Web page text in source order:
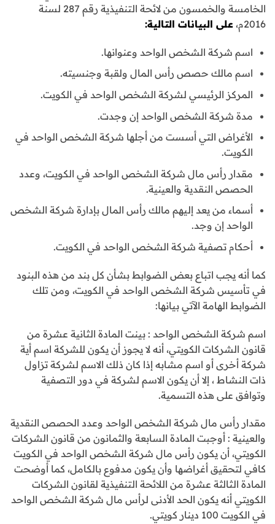
الخامسة والخمسون من لائحة التنفيذية رقم 287 لسنة
2016م،
على البيانات التالية:
اسم شركة الشخص الواحد وعنوانها.
اسم مالك حصص رأس المال ولقبة وجنسيته.
المركز الرئيسي لشركة الشخص الواحد في الكويت.
مدة شركة الشخص الواحد إن وجدت.
الأغراض التي أسست من أجلها شركة الشخص الواحد في
الكويت.
مقدار رأس مال شركة الشخص الواحد في الكويت، وعدد
الحصص النقدية والعينية.
أسماء من يعد إليهم مالك رأس المال بإدارة شركة الشخص
الواحد إن وجد.
أحكام تصفية شركة الشخص الواحد في الكويت.
كما أنه يجب اتباع بعض الضوابط بشأن كل بند من هذه البنود
في تأسيس شركة الشخص الواحد في الكويت، ومن تلك
الضوابط الهامة الآتي بيانها:
اسم شركة الشخص الواحد : بينت المادة الثانية عشرة من
قانون الشركات الكويتي، أنه لا يجوز أن يكون للشركة اسم أية
شركة أخرى أو اسم مشابه إذا كان ذلك الاسم لشركة تزاول
ذات النشاط ، إلا أن يكون الاسم لشركة في دور التصفية
وتوافق على هذه التسمية.
مقدار رأس مال شركة الشخص الواحد وعدد الحصص النقدية
والعينية : أوجبت المادة السابعة والثمانون من قانون الشركات
الكويتي، أن يكون رأس مال شركة الشخص الواحد في الكويت
كافي لتحقيق أغراضها وأن يكون مدفوع بالكامل، كما أوضحت
المادة الثالثة عشرة من اللائحة التنفيذية لقانون الشركات
الكويتي أنه يكون الحد الأدنى لرأس مال شركة الشخص الواحد
في الكويت 100 دينار كويتي.